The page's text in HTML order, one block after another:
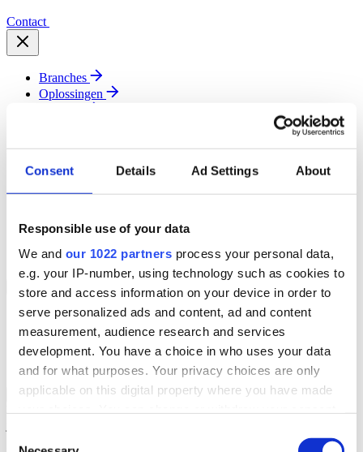
Consent Details Ad Settings About
Responsible use of your data
We and our 1022 partners process your personal data,
e.g. your IP-number, using technology such as cookies to
store and access information on your device in order to
serve personalized ads and content, ad and content
measurement, audience research and services
development. You have a choice in who uses your data
and for what purposes. Your privacy choices are only
applicable on this digital property where you have made
the Privacy trigger icon.
Consent
Contact
Branches
Oplossingen
Region
Klantenportaal
Contact
Back to Menu Branches
Groothandel
Automotive
Verhuur
Field Service
Back to Branches
Groothandel Overzicht
Vergroot je ordercapaciteit en verhoog de klanttevredenheid terwijl